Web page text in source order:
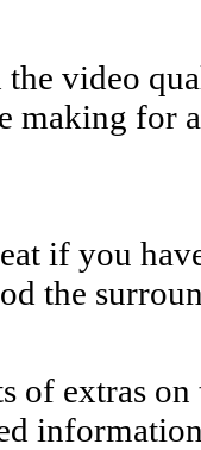
the video
making for
if you
the
of extras on